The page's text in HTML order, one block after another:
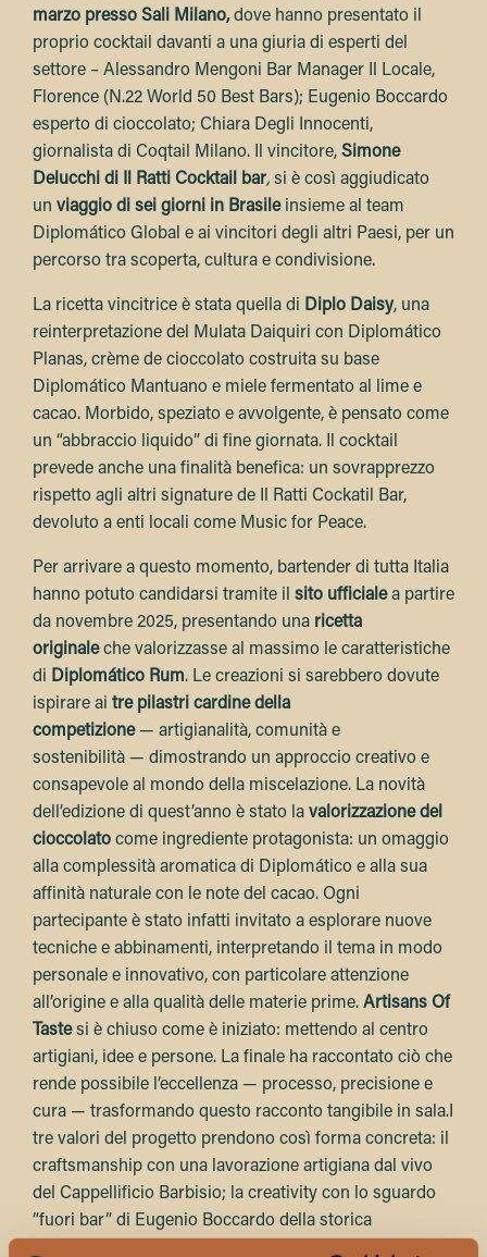
marzo presso Sali Milano,dove hanno presentato il
proprio cocktail davanti a una giuria di esperti del
settore – Alessandro Mengoni Bar Manager Il Locale,
Florence (N.22 World 50 Best Bars); Eugenio Boccardo
esperto di cioccolato; Chiara Degli Innocenti,
giornalista di Coqtail Milano. Il vincitore, Simone
Delucchi di Il Ratti Cocktail bar, si è così aggiudicato
un viaggio di sei giorni in Brasileinsieme al team
Diplomático Global e ai vincitori degli altri Paesi, per un
percorso tra scoperta, cultura e condivisione.
La ricetta vincitrice è stata quella di Diplo Daisy, una
reinterpretazione del Mulata Daiquiri con Diplomático
Planas, crème de cioccolato costruita su base
Diplomático Mantuano e miele fermentato al lime e
cacao. Morbido, speziato e avvolgente, è pensato come
un “abbraccio liquido” di fine giornata. Il cocktail
prevede anche una finalità benefica: un sovrapprezzo
rispetto agli altri signature de Il Ratti Cockatil Bar,
devoluto a enti locali come Music for Peace.
Per arrivare a questo momento, bartender di tutta Italia
hanno potuto candidarsi tramite il sito ufficialea partire
da novembre 2025, presentando una ricetta
originaleche valorizzasse al massimo le caratteristiche
di Diplomático Rum. Le creazioni si sarebbero dovute
ispirare ai tre pilastri cardine della
competizione— artigianalità, comunità e
sostenibilità — dimostrando un approccio creativo e
consapevole al mondo della miscelazione. La novità
dell’edizione di quest’anno è stato la valorizzazione del
cioccolato come ingrediente protagonista: un omaggio
alla complessità aromatica di Diplomático e alla sua
affinità naturale con le note del cacao. Ogni
partecipante è stato infatti invitato a esplorare nuove
tecniche e abbinamenti, interpretando il tema in modo
personale e innovativo, con particolare attenzione
all’origine e alla qualità delle materie prime. Artisans Of
Tastesi è chiuso come è iniziato: mettendo al centro
artigiani, idee e persone. La finale ha raccontato ciò che
rende possibile l’eccellenza — processo, precisione e
cura — trasformando questo racconto tangibile in sala.I
tre valori del progetto prendono così forma concreta: il
craftsmanship con una lavorazione artigiana dal vivo
del Cappellificio Barbisio; la creativity con lo sguardo
“fuori bar” di Eugenio Boccardo della storica